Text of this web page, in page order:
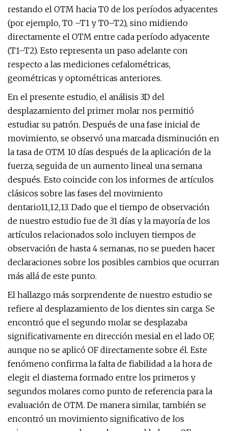
restando el OTM hacia T0 de los períodos adyacentes
(por ejemplo, T0 –T1 y T0–T2), sino midiendo
directamente el OTM entre cada período adyacente
(T1–T2). Esto representa un paso adelante con
respecto a las mediciones cefalométricas,
geométricas y optométricas anteriores.
En el presente estudio, el análisis 3D del
desplazamiento del primer molar nos permitió
estudiar su patrón. Después de una fase inicial de
movimiento, se observó una marcada disminución en
la tasa de OTM 10 días después de la aplicación de la
fuerza, seguida de un aumento lineal una semana
después. Esto coincide con los informes de artículos
clásicos sobre las fases del movimiento
dentario11,12,13. Dado que el tiempo de observación
de nuestro estudio fue de 31 días y la mayoría de los
artículos relacionados solo incluyen tiempos de
observación de hasta 4 semanas, no se pueden hacer
declaraciones sobre los posibles cambios que ocurran
más allá de este punto.
El hallazgo más sorprendente de nuestro estudio se
refiere al desplazamiento de los dientes sin carga. Se
encontró que el segundo molar se desplazaba
significativamente en dirección mesial en el lado OF,
aunque no se aplicó OF directamente sobre él. Este
fenómeno confirma la falta de fiabilidad a la hora de
elegir el diastema formado entre los primeros y
segundos molares como punto de referencia para la
evaluación de OTM. De manera similar, también se
encontró un movimiento significativo de los